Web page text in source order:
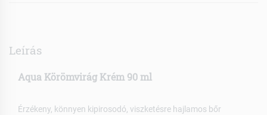
Leírás
Aqua Körömvirág Krém 90 ml
Érzékeny, könnyen kipirosodó, viszketésre hajlamos bőr